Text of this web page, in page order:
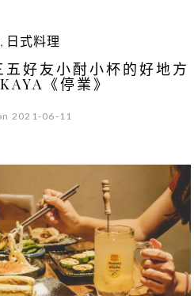
, 日式料理
好友小酎小杯的好地方
《停業》
2021-06-11